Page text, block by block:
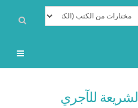
الشريعة للآجري